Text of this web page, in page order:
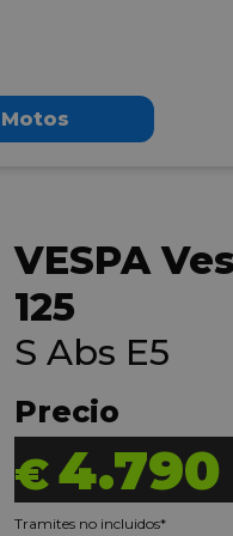
Motos
VESPA
125
S Abs E5
Precio
€4.790
Tramites no incluidos*